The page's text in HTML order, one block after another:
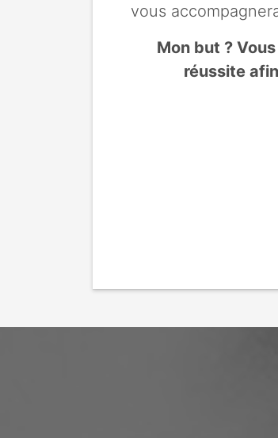
vous
Mon but ?
réussite